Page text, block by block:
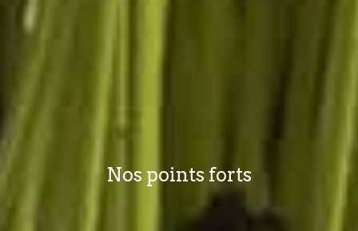
Nos points forts